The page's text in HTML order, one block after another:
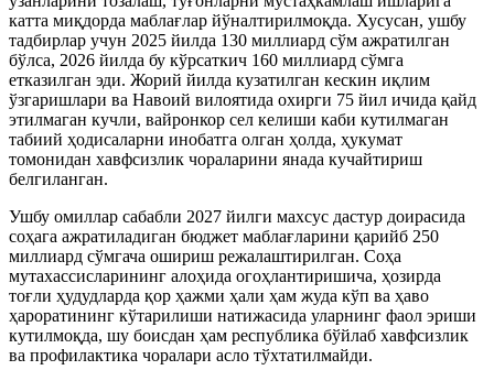
катта миқдорда маблағлар йўналтирилмоқда. Хусусан, ушбу
тадбирлар учун 2025 йилда 130 миллиард сўм ажратилган
бўлса, 2026 йилда бу кўрсаткич 160 миллиард сўмга
етказилган эди. Жорий йилда кузатилган кескин иқлим
ўзгаришлари ва Навоий вилоятида охирги 75 йил ичида қайд
этилмаган кучли, вайронкор сел келиши каби кутилмаган
табиий ҳодисаларни инобатга олган ҳолда, ҳукумат
томонидан хавфсизлик чораларини янада кучайтириш
белгиланган.
Ушбу омиллар сабабли 2027 йилги махсус дастур доирасида
соҳага ажратиладиган бюджет маблағларини қарийб 250
миллиард сўмгача ошириш режалаштирилган. Соҳа
мутахассисларининг алоҳида огоҳлантиришича, ҳозирда
тоғли ҳудудларда қор ҳажми ҳали ҳам жуда кўп ва ҳаво
ҳароратининг кўтарилиши натижасида уларнинг фаол эриши
кутилмоқда, шу боисдан ҳам республика бўйлаб хавфсизлик
ва профилактика чоралари асло тўхтатилмайди.